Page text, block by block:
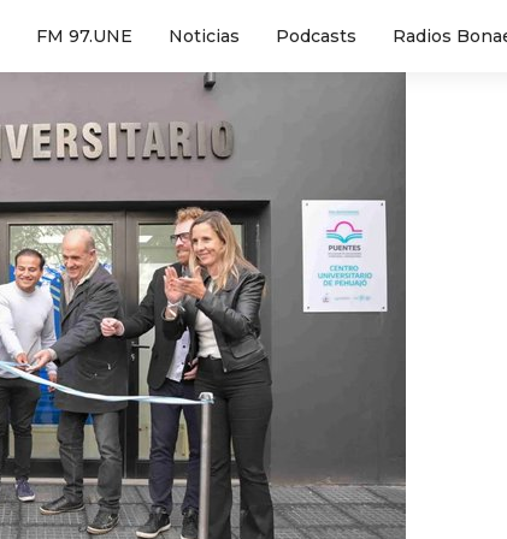
FM 97.UNE Noticias Podcasts Radios